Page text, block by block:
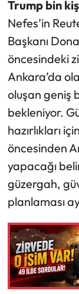
Trump bin
Nefes’in
Başkanı
öncesindeki
Ankara’da
oluşan geniş
bekleniyor.
hazırlıkları
öncesinden
yapacağı
güzergah,
planlaması